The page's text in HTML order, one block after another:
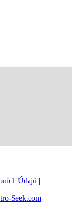
Údajů |
Seek.com